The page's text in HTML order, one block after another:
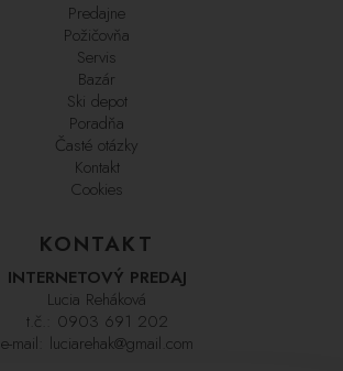
Predajne
Požičovňa
Servis
Bazár
Ski depot
Poradňa
Časté otázky
Kontakt
Cookies
KONTAKT
INTERNETOVÝ PREDAJ
Lucia Reháková
t.č.: 0903 691 202
e-mail: luciarehak@gmail.com